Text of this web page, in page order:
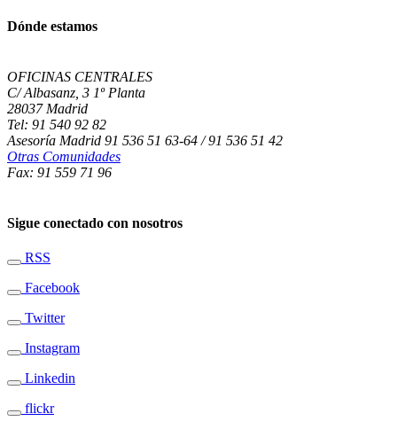
Dónde estamos
OFICINAS CENTRALES
C/ Albasanz, 3 1º Planta
28037 Madrid
Tel: 91 540 92 82
Asesoría Madrid 91 536 51 63-64 / 91 536 51 42
Otras Comunidades
Fax: 91 559 71 96
Sigue conectado con nosotros
RSS
Facebook
Twitter
Instagram
Linkedin
flickr